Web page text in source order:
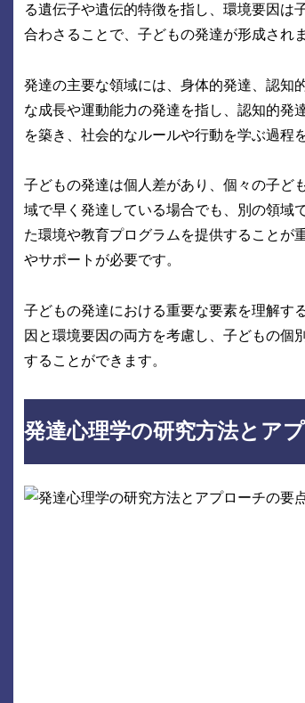
る遺伝子や遺伝的特徴を指し、環境要因は
合わさることで、子どもの発達が形成されま
発達の主要な領域には、身体的発達、認知
な成長や運動能力の発達を指し、認知的発
を築き、社会的なルールや行動を学ぶ過程
子どもの発達は個人差があり、個々の子ど
域で早く発達している場合でも、別の領域
た環境や教育プログラムを提供することが
やサポートが必要です。
子どもの発達における重要な要素を理解す
因と環境要因の両方を考慮し、子どもの個
することができます。
発達心理学の研究方法とア